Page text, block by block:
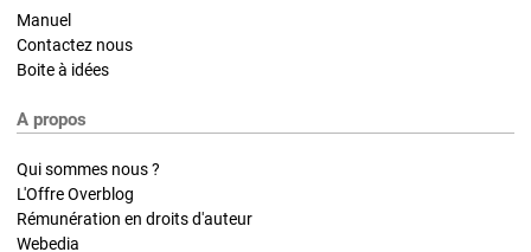
Manuel
Contactez nous
Boite à idées
A propos
Qui sommes nous ?
L'Offre Overblog
Rémunération en droits d'auteur
Webedia